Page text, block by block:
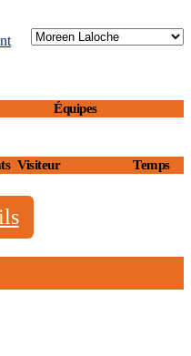
Équipes
Visiteur Temps